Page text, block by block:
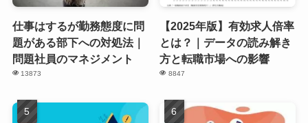
仕事はするが勤務態度に問
題がある部下への対処法｜
問題社員のマネジメント
13873
【2025年版】有効求人倍率
とは？｜データの読み解き
方と転職市場への影響
8847